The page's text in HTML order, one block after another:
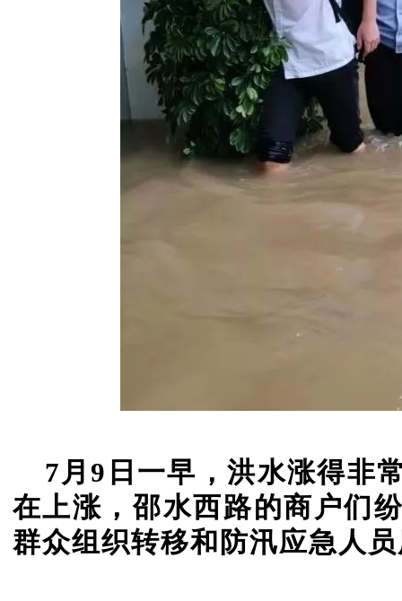
7月9日一早，洪水涨得非
在上涨，邵水西路的商户们
群众组织转移和防汛应急人